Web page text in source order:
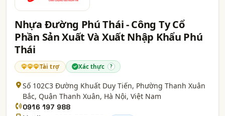
Nhựa Đường Phú Thái - Công Ty Cổ
Phần Sản Xuất Và Xuất Nhập Khẩu Phú
Thái
Tài trợ Xác thực ?
Số 102C3 Đường Khuất Duy Tiến, Phường Thanh Xuân
Bắc, Quận Thanh Xuân, Hà Nội, Việt Nam
0916 197 988